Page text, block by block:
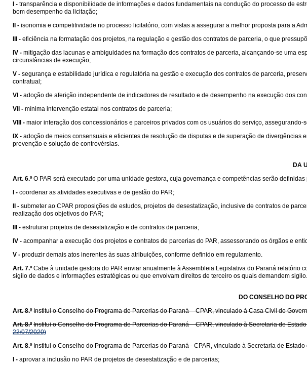
I - transparência e disponibilidade de informações e dados fundamentais na condução do processo de
bom desempenho da licitação;
II - isonomia e competitividade no processo licitatório, com vistas a assegurar a melhor proposta para a
III - eficiência na formatação dos projetos, na regulação e gestão dos contratos de parceria, o que
IV - mitigação das lacunas e ambiguidades na formação dos contratos de parceria, alcançando-se uma
circunstâncias de execução;
V - segurança e estabilidade jurídica e regulatória na gestão e execução dos contratos de parceria,
contratual;
VI - adoção de aferição independente de indicadores de resultado e de desempenho na execução dos
VII - mínima intervenção estatal nos contratos de parceria;
VIII - maior interação dos concessionários e parceiros privados com os usuários do serviço,
IX - adoção de meios consensuais e eficientes de resolução de disputas e de superação de
prevenção e solução de controvérsias.
DA
Art. 6.º O PAR será executado por uma unidade gestora, cuja governança e competências serão
I - coordenar as atividades executivas e de gestão do PAR;
II - submeter ao CPAR proposições de estudos, projetos de desestatização, inclusive de contratos de
realização dos objetivos do PAR;
III - estruturar projetos de desestatização e de contratos de parceria;
IV - acompanhar a execução dos projetos e contratos de parcerias do PAR, assessorando os órgãos e
V - produzir demais atos inerentes às suas atribuições, conforme definido em regulamento.
Art. 7.º Cabe à unidade gestora do PAR enviar anualmente à Assembleia Legislativa do Paraná
sigilo de dados e informações estratégicas ou que envolvam direitos de terceiro os quais demandem sigilo.
DO CONSELHO DO
Art. 8.º Institui o Conselho do Programa de Parcerias do Paraná – CPAR, vinculado à Casa Civil do
Art. 8.º Institui o Conselho do Programa de Parcerias do Paraná – CPAR, vinculado à Secretaria de
22/07/2020)
Art. 8.º Institui o Conselho do Programa de Parcerias do Paraná - CPAR, vinculado à Secretaria de
I - aprovar a inclusão no PAR de projetos de desestatização e de parcerias;